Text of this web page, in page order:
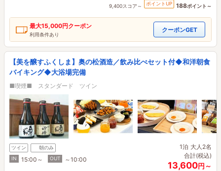
9,400スコア～ ポイントUP 188ポイント～
最大15,000円クーポン
利用条件あり
クーポンGET
【美を醸すふくしま】奥の松酒造／飲み比べセット付◆和洋朝食
バイキング◆大浴場完備
■喫煙■ スタンダード ツイン
ツイン
朝のみ
IN
15:00～ OUT ～10:00
1泊 大人2名
合計(税込)
13,600円～